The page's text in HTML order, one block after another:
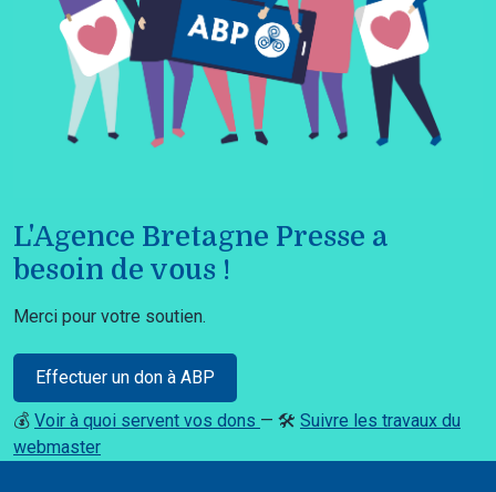
L'Agence Bretagne Presse a
besoin de vous !
Merci pour votre soutien.
Effectuer un don à ABP
💰 Voir à quoi servent vos dons — 🛠️ Suivre les travaux du
webmaster